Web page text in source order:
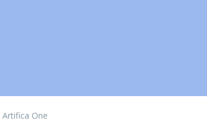
Artifica One